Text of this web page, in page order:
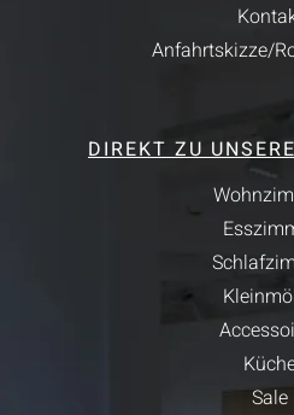
Anfahrtskizze/
DIREKT ZU
Sale